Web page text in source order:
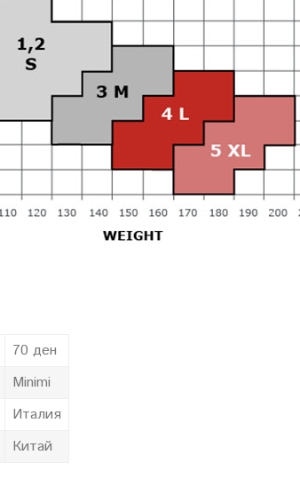
70 ден
Minimi
Италия
Китай